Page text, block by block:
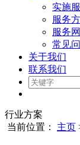
实施
服务
服务
常见
关于我们
联系我们
行业方案
当前位置： 主页